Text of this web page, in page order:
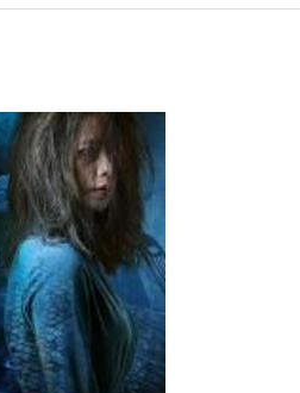
れた。その後は、ＴＶのバラエテ
活躍で知られる。歌手としては高
はアルバム「狠狠愛」が中国語圏
「容赦なく愛する」という意味）
ジック・ジャパン